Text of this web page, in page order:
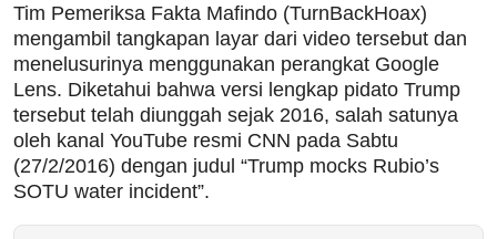
Tim Pemeriksa Fakta Mafindo (TurnBackHoax)
mengambil tangkapan layar dari video tersebut dan
menelusurinya menggunakan perangkat Google
Lens. Diketahui bahwa versi lengkap pidato Trump
tersebut telah diunggah sejak 2016, salah satunya
oleh kanal YouTube resmi CNN pada Sabtu
(27/2/2016) dengan judul “Trump mocks Rubio’s
SOTU water incident”.